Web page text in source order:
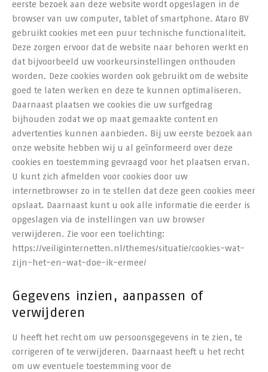
eerste bezoek aan deze website wordt opgeslagen in de
browser van uw computer, tablet of smartphone. Ataro BV
gebruikt cookies met een puur technische functionaliteit.
Deze zorgen ervoor dat de website naar behoren werkt en
dat bijvoorbeeld uw voorkeursinstellingen onthouden
worden. Deze cookies worden ook gebruikt om de website
goed te laten werken en deze te kunnen optimaliseren.
Daarnaast plaatsen we cookies die uw surfgedrag
bijhouden zodat we op maat gemaakte content en
advertenties kunnen aanbieden. Bij uw eerste bezoek aan
onze website hebben wij u al geïnformeerd over deze
cookies en toestemming gevraagd voor het plaatsen ervan.
U kunt zich afmelden voor cookies door uw
internetbrowser zo in te stellen dat deze geen cookies meer
opslaat. Daarnaast kunt u ook alle informatie die eerder is
opgeslagen via de instellingen van uw browser
verwijderen. Zie voor een toelichting:
https://veiliginternetten.nl/themes/situatie/cookies-wat-
zijn-het-en-wat-doe-ik-ermee/
Gegevens inzien, aanpassen of
verwijderen
U heeft het recht om uw persoonsgegevens in te zien, te
corrigeren of te verwijderen. Daarnaast heeft u het recht
om uw eventuele toestemming voor de